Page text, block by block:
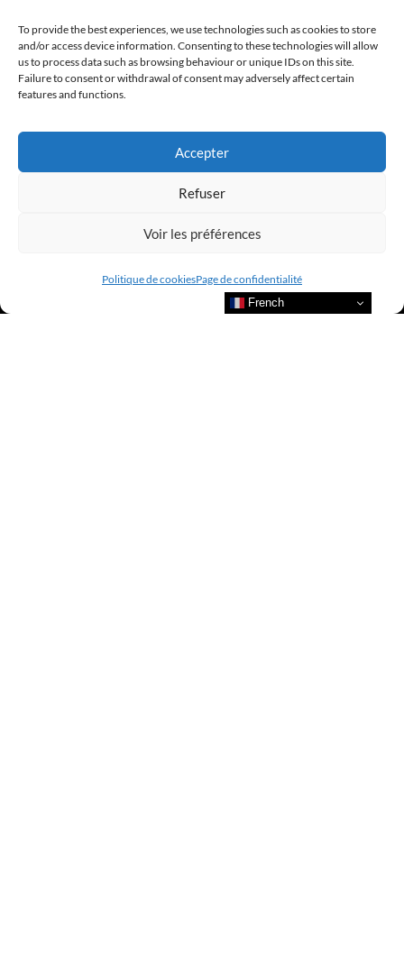
To provide the best experiences, we use technologies such as cookies to store
and/or access device information. Consenting to these technologies will allow
us to process data such as browsing behaviour or unique IDs on this site.
Failure to consent or withdrawal of consent may adversely affect certain
features and functions.
Accepter
Refuser
Voir les préférences
Politique de cookiesPage de confidentialité
@clubamilcar
LUXURY SELECTIONS BY CLUB AMILCAR
French